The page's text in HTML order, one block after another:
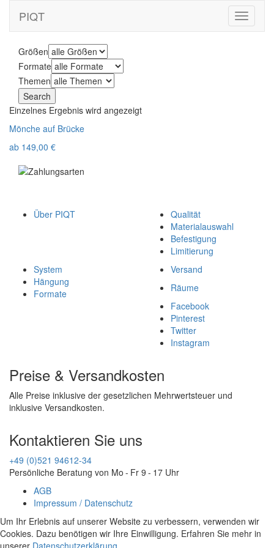
Toggle
PIQT
Größen
Formate
Themen
Einzelnes Ergebnis wird angezeigt
Mönche auf Brücke
ab 149,00 €
Über PIQT
Qualität
Materialauswahl
Befestigung
Limitierung
System
Hängung
Formate
Versand
Räume
Facebook
Pinterest
Twitter
Instagram
Preise & Versandkosten
Alle Preise inklusive der gesetzlichen Mehrwertsteuer und
inklusive Versandkosten.
Kontaktieren Sie uns
+49 (0)521 94612-34
Persönliche Beratung von Mo - Fr 9 - 17 Uhr
AGB
Impressum / Datenschutz
Um Ihr Erlebnis auf unserer Website zu verbessern, verwenden wir
Cookies. Dazu benötigen wir Ihre Einwilligung. Erfahren Sie mehr in
unserer Datenschutzerklärung